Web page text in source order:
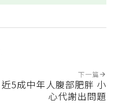
下一篇
近5成中年人腹部肥胖 小
心代謝出問題